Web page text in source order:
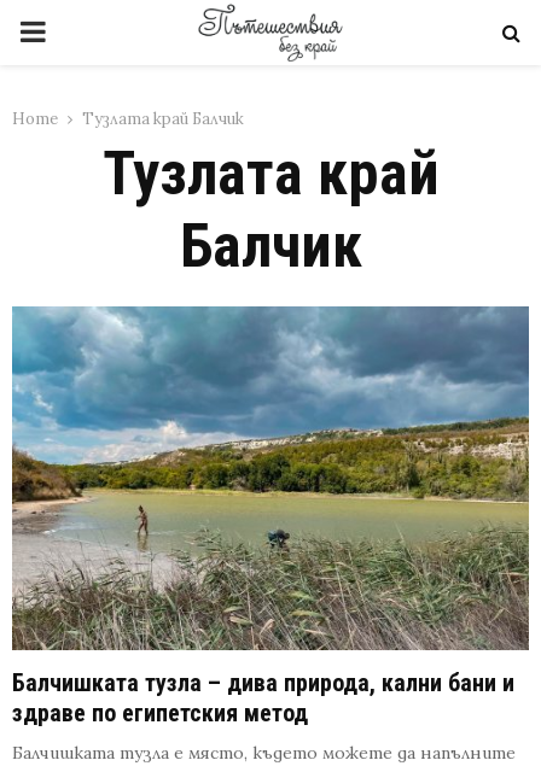
PRIMARY
Home Тузлата край Балчик
Тузлата край
Балчик
Балчишката тузла – дива природа, кални бани и
здраве по египетския метод
Балчишката тузла е място, където можете да напълните